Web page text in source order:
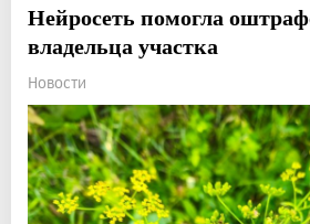
Нейросеть помогла
владельца участка
Новости